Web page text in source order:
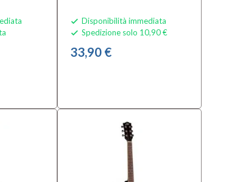
 Disponibilità immediata
 Spedizione solo 10,90 €
33,90 €